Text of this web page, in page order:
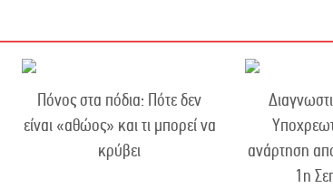
Πόνος στα πόδια: Πότε δεν
είναι «αθώος» και τι μπορεί να
κρύβει
ανάρτηση
1η